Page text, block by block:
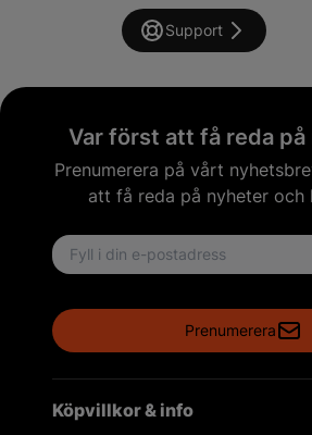
Support
Var först att få reda
Prenumerera på vårt
att få reda på nyheter och
Email address
Prenumerera
Köpvillkor & info